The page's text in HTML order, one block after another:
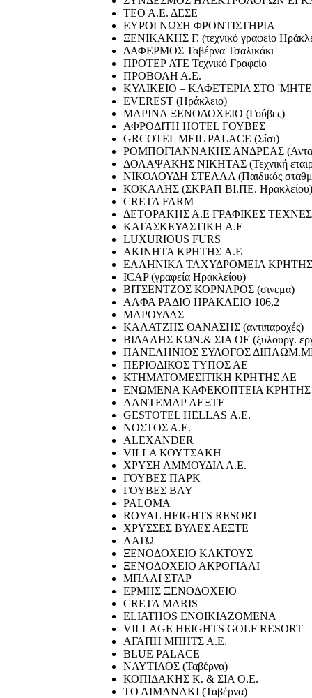
ΤΕΟ Α.Ε. ΔΕΣΕ
ΕΥΡΟΓΝΩΣΗ ΦΡΟΝΤΙΣΤΗΡΙΑ
ΞΕΝΙΚΑΚΗΣ Γ. (τεχνικό γραφείο
ΔΑΦΕΡΜΟΣ Ταβέρνα Τσαλικάκι
ΠΡΟΤΕΡ ΑΤΕ Τεχνικό Γραφείο
ΠΡΟΒΟΛΗ Α.Ε.
ΚΥΛΙΚΕΙΟ – ΚΑΦΕΤΕΡΙΑ ΣΤΟ
EVEREST (Ηράκλειο)
ΜΑΡΙΝΑ ΞΕΝΟΔΟΧΕΙΟ (Γούβες)
ΑΦΡΟΔΙΤΗ HOTEL ΓΟΥΒΕΣ
GRCOTEL MEIL PALACE (Σίσι)
ΡΟΜΠΟΓΙΑΝΝΑΚΗΣ ΑΝΔΡΕΑΣ
ΔΟΛΑΨΑΚΗΣ ΝΙΚΗΤΑΣ (Τεχνική
ΝΙΚΟΛΟΥΔΗ ΣΤΕΛΛΑ (Παιδικός
ΚΟΚΑΛΗΣ (ΣΚΡΑΠ ΒΙ.ΠΕ. Ηρακλείου)
CRETA FARM
ΔΕΤΟΡΑΚΗΣ Α.Ε ΓΡΑΦΙΚΕΣ ΤΕΧΝΕΣ
ΚΑΤΑΣΚΕΥΑΣΤΙΚΗ Α.Ε
LUXURIOUS FURS
ΑΚΙΝΗΤΑ ΚΡΗΤΗΣ A.E
ΕΛΛΗΝΙΚΑ ΤΑΧΥΔΡΟΜΕΙΑ ΚΡΗΤΗΣ
ICAP (γραφεία Ηρακλείου)
ΒΙΤΣΕΝΤΖΟΣ ΚΟΡΝΑΡΟΣ (σινεμα)
ΑΛΦΑ ΡΑΔΙΟ ΗΡΑΚΛΕΙΟ 106,2
ΜΑΡΟΥΔΑΣ
ΚΑΛΑΤΖΗΣ ΘΑΝΑΣΗΣ (αντιπαροχές)
ΒΙΔΑΛΗΣ ΚΩΝ.& ΣΙΑ ΟΕ (ξυλουργ.
ΠΑΝΕΛΗΝΙΟΣ ΣΥΛΟΓΟΣ
ΠΕΡΙΟΔΙΚΟΣ ΤΥΠΟΣ ΑΕ
ΚΤΗΜΑΤΟΜΕΣΙΤΙΚΗ ΚΡΗΤΗΣ ΑΕ
ΕΝΩΜΕΝΑ ΚΑΦΕΚΟΠΤΕΙΑ ΚΡΗΤΗΣ
ΑΛΝΤΕΜΑΡ ΑΕΞΤΕ
GESTOTEL HELLAS Α.Ε.
ΝΟΣΤΟΣ Α.Ε.
ALEXANDER
VILLA ΚΟΥΤΣΑΚΗ
ΧΡΥΣΗ ΑΜΜΟΥΔΙΑ Α.Ε.
ΓΟΥΒΕΣ ΠΑΡΚ
ΓΟΥΒΕΣ BAY
PALOMA
ROYAL HEIGHTS RESORT
ΧΡΥΣΣΕΣ ΒΥΛΕΣ ΑΕΞΤΕ
ΛΑΤΩ
ΞΕΝΟΔΟΧΕΙΟ ΚΑΚΤΟΥΣ
ΞΕΝΟΔΟΧΕΙΟ ΑΚΡΟΓΙΑΛΙ
ΜΠΑΛΙ ΣΤΑΡ
ΕΡΜΗΣ ΞΕΝΟΔΟΧΕΙΟ
CRETA MARIS
ELIATHOS ΕΝΟΙΚΙΑΖΟΜΕΝΑ
VILLAGE HEIGHTS GOLF RESORT
ΑΓΑΠΗ ΜΠΗΤΣ Α.Ε.
BLUE PALACE
ΝΑΥΤΙΛΟΣ (Ταβέρνα)
ΚΟΠΙΔΑΚΗΣ Κ. & ΣΙΑ Ο.Ε.
ΤΟ ΛΙΜΑΝΑΚΙ (Ταβέρνα)